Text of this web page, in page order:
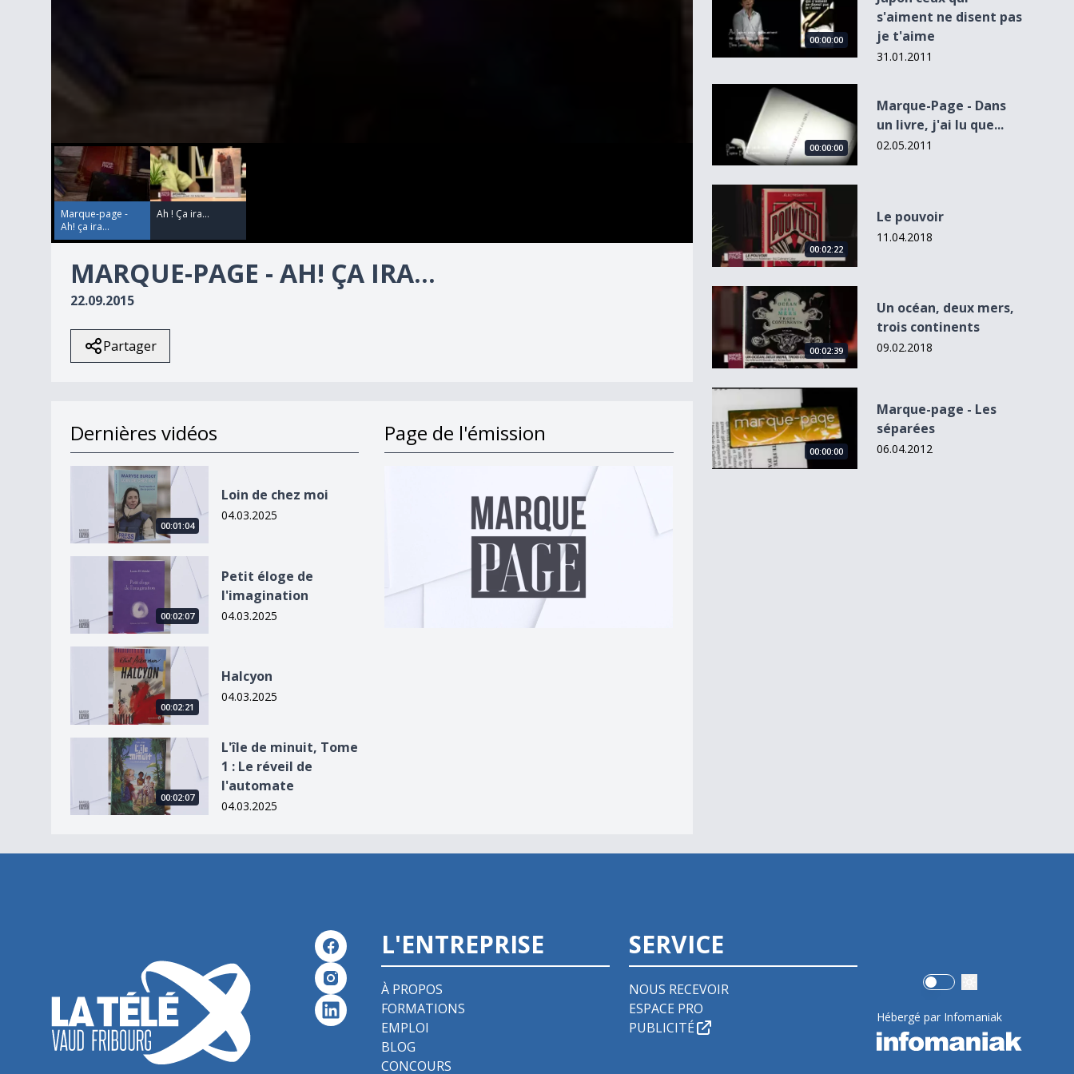
0
seconds
of
2
minutes,
58
secondsVolume
90%
Marque-page -
Ah! ça ira...
Ah ! Ça ira...
MARQUE-PAGE - AH! ÇA IRA...
22.09.2015
Partager
Dernières vidéos
Loin de chez moi
00:01:04
Loin de chez moi
04.03.2025
Petit éloge de l&#039;imagination
00:02:07
Petit éloge de
l'imagination
04.03.2025
Halcyon
00:02:21
Halcyon
04.03.2025
L&#039;île de minuit, Tome 1 : Le réveil de l&#039;automate
00:02:07
L'île de minuit, Tome
1 : Le réveil de
l'automate
04.03.2025
Page de l'émission
00:00:00
s'aiment ne disent pas
je t'aime
31.01.2011
Marque-Page - Dans un livre, j&#039;ai lu que...
00:00:00
Marque-Page - Dans
un livre, j'ai lu que...
02.05.2011
Le pouvoir
00:02:22
Le pouvoir
11.04.2018
Un océan, deux mers, trois continents
00:02:39
Un océan, deux mers,
trois continents
09.02.2018
Marque-page - Les séparées
00:00:00
Marque-page - Les
séparées
06.04.2012
L'ENTREPRISE
À PROPOS
FORMATIONS
EMPLOI
BLOG
CONCOURS
SERVICE
NOUS RECEVOIR
ESPACE PRO
PUBLICITÉ
Use setting
Hébergé par Infomaniak